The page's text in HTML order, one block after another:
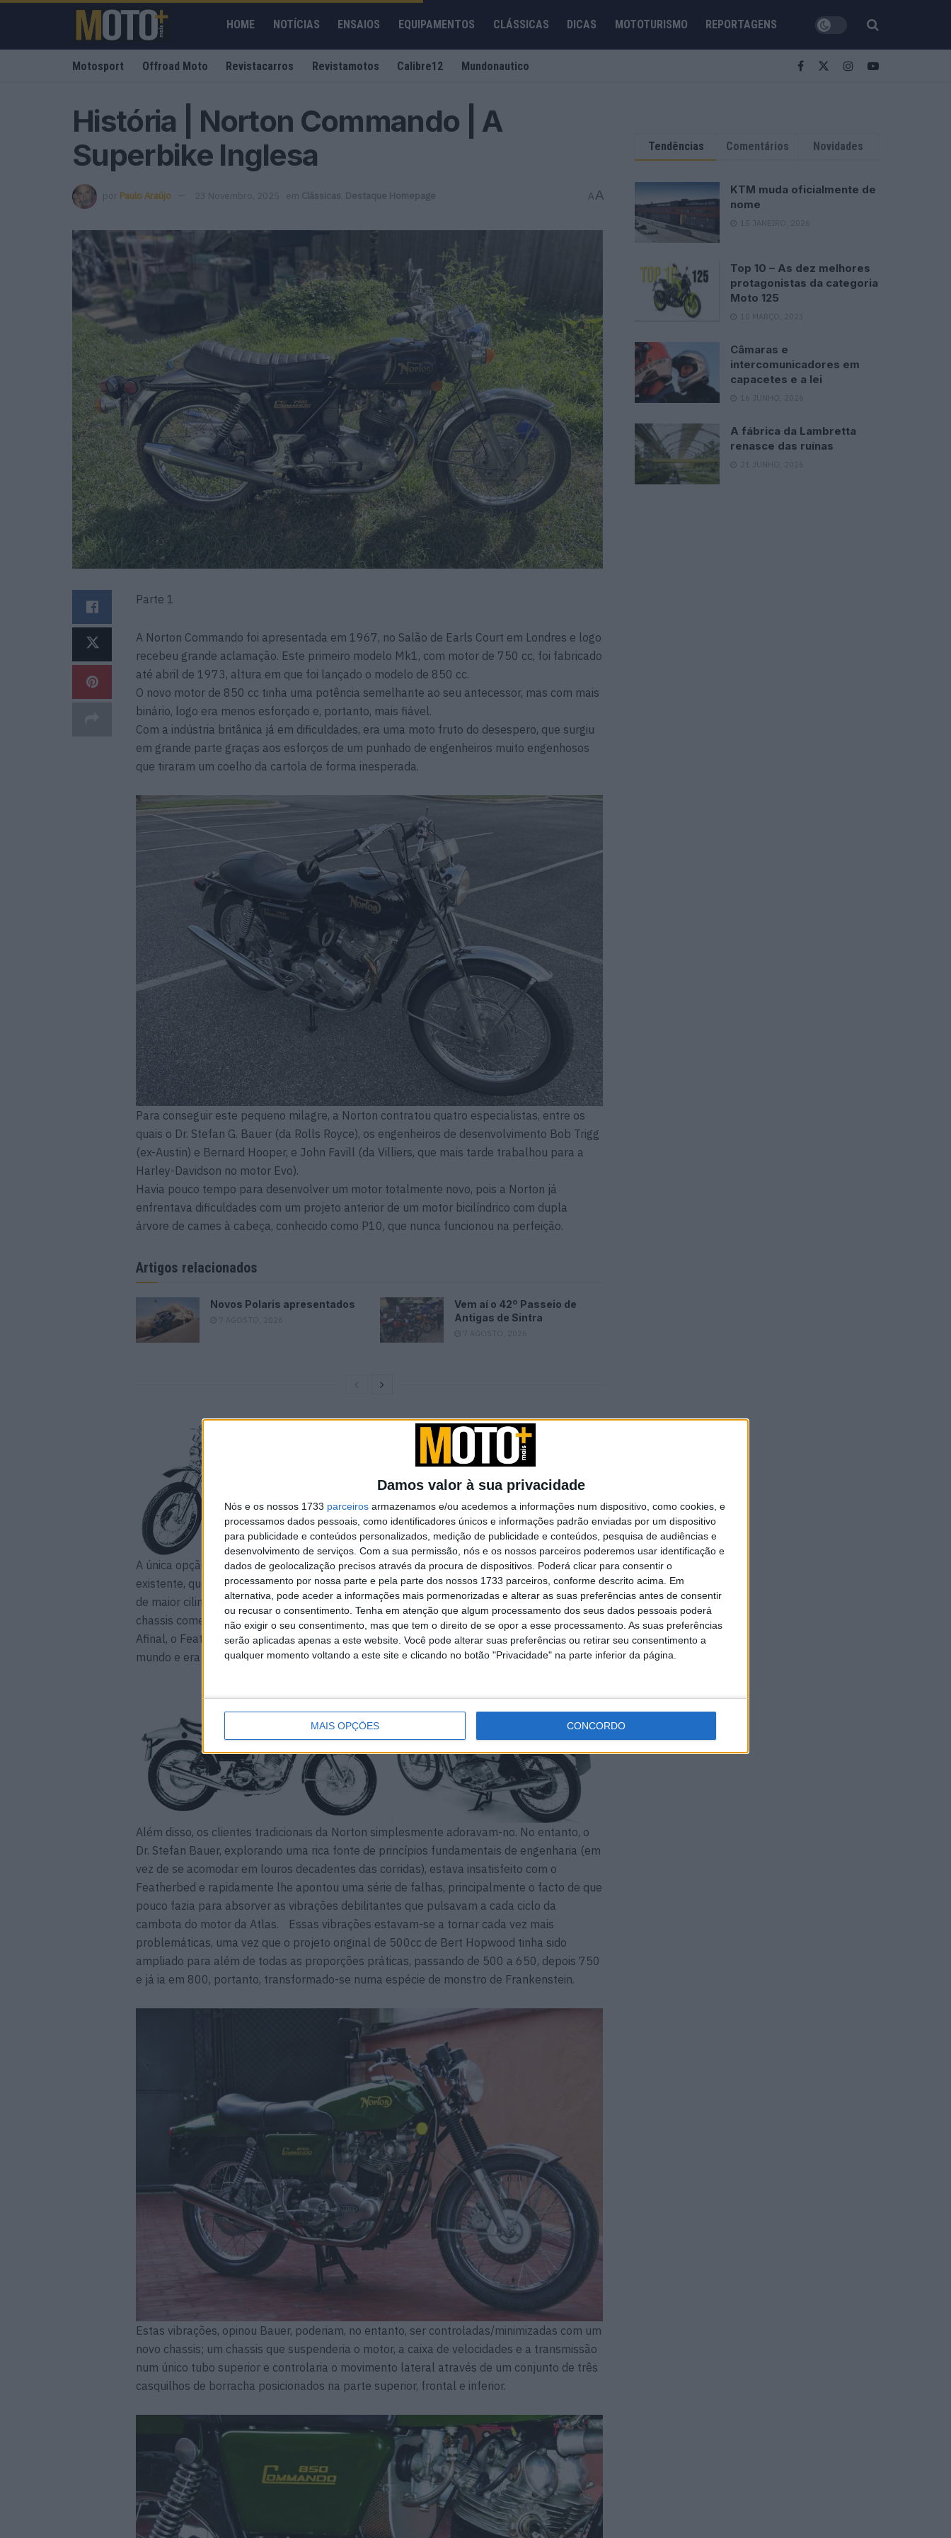
Damos valor à sua privacidade
Nós e os nossos 1733 parceiros armazenamos e/ou acedemos a informações num dispositivo, como cookies, e
processamos dados pessoais, como identificadores únicos e informações padrão enviadas por um dispositivo
para publicidade e conteúdos personalizados, medição de publicidade e conteúdos, pesquisa de audiências e
desenvolvimento de serviços. Com a sua permissão, nós e os nossos parceiros poderemos usar identificação e
dados de geolocalização precisos através da procura de dispositivos. Poderá clicar para consentir o
processamento por nossa parte e pela parte dos nossos 1733 parceiros, conforme descrito acima. Em
alternativa, pode aceder a informações mais pormenorizadas e alterar as suas preferências antes de consentir
ou recusar o consentimento. Tenha em atenção que algum processamento dos seus dados pessoais poderá
não exigir o seu consentimento, mas que tem o direito de se opor a esse processamento. As suas preferências
serão aplicadas apenas a este website. Você pode alterar suas preferências ou retirar seu consentimento a
qualquer momento voltando a este site e clicando no botão "Privacidade" na parte inferior da página.
MAIS OPÇÕES CONCORDO
HOME NOTÍCIAS ENSAIOS EQUIPAMENTOS CLÁSSICAS DICAS MOTOTURISMO REPORTAGENS
Motosport Offroad Moto Revistacarros Revistamotos Calibre12 Mundonautico
História | Norton Commando | A
Superbike Inglesa
por Paulo Araújo 23 Novembro, 2025 em Clássicas Destaque Homepage AA
Parte 1
A Norton Commando foi apresentada em 1967, no Salão de Earls Court em Londres e logo
recebeu grande aclamação. Este primeiro modelo Mk1, com motor de 750 cc, foi fabricado
até abril de 1973, altura em que foi lançado o modelo de 850 cc.
O novo motor de 850 cc tinha uma potência semelhante ao seu antecessor, mas com mais
binário, logo era menos esforçado e, portanto, mais fiável.
Com a indústria britânica já em dificuldades, era uma moto fruto do desespero, que surgiu
em grande parte graças aos esforços de um punhado de engenheiros muito engenhosos
que tiraram um coelho da cartola de forma inesperada.
Para conseguir este pequeno milagre, a Norton contratou quatro especialistas, entre os
quais o Dr. Stefan G. Bauer (da Rolls Royce), os engenheiros de desenvolvimento Bob Trigg
(ex-Austin) e Bernard Hooper, e John Favill (da Villiers, que mais tarde trabalhou para a
Harley-Davidson no motor Evo).
Havia pouco tempo para desenvolver um motor totalmente novo, pois a Norton já
enfrentava dificuldades com um projeto anterior de um motor bicilíndrico com dupla
árvore de cames à cabeça, conhecido como P10, que nunca funcionou na perfeição.
Artigos relacionados
Novos Polaris apresentados
7 AGOSTO, 2026
Vem aí o 42º Passeio de
Antigas de Sintra
7 AGOSTO, 2026
A única opção viável, segundo a sugestão, era retrabalhar o motor Atlas de 745 cc
existente, que tinha fama de vibrar bastante. No que diz respeito aos motores bicilíndricos
de maior cilindrada da Norton naquela época, a ortodoxia da empresa em relação aos
chassis começava e terminava com o quadro Featherbed.
Afinal, o Featherbed tinha servido bem centenas de vencedores de corridas em todo o
mundo e era talvez o chassis mais famoso do planeta.
Além disso, os clientes tradicionais da Norton simplesmente adoravam-no. No entanto, o
Dr. Stefan Bauer, explorando uma rica fonte de princípios fundamentais de engenharia (em
vez de se acomodar em louros decadentes das corridas), estava insatisfeito com o
Featherbed e rapidamente lhe apontou uma série de falhas, principalmente o facto de que
pouco fazia para absorver as vibrações debilitantes que pulsavam a cada ciclo da
cambota do motor da Atlas. Essas vibrações estavam-se a tornar cada vez mais
problemáticas, uma vez que o projeto original de 500cc de Bert Hopwood tinha sido
ampliado para além de todas as proporções práticas, passando de 500 a 650, depois 750
e já ia em 800, portanto, transformado-se numa espécie de monstro de Frankenstein.
Estas vibrações, opinou Bauer, poderiam, no entanto, ser controladas/minimizadas com um
novo chassis; um chassis que suspenderia o motor, a caixa de velocidades e a transmissão
num único tubo superior e controlaria o movimento lateral através de um conjunto de três
casquilhos de borracha posicionados na parte superior, frontal e inferior.
Tendências Comentários Novidades
KTM muda oficialmente de
nome
15 JANEIRO, 2026
Top 10 – As dez melhores
protagonistas da categoria
Moto 125
10 MARÇO, 2023
Câmaras e
intercomunicadores em
capacetes e a lei
16 JUNHO, 2026
A fábrica da Lambretta
renasce das ruínas
21 JUNHO, 2026